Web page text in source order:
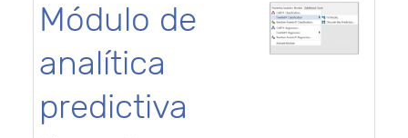
Módulo de
analítica
predictiva